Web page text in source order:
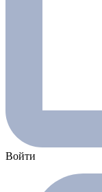
Войти